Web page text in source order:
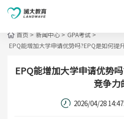
首页 > 新闻中心 > GPA考试 >
EPQ能增加大学申请优势吗?EPQ是如何提
EPQ能增加大学申请优势
竞争力
2026/04/28